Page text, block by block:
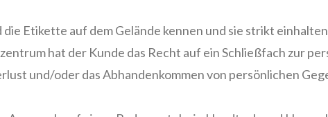
Etikette auf dem Gelände kennen und sie strikt
hat der Kunde das Recht auf ein Schließfach zur
und/oder das Abhandenkommen von persönlichen